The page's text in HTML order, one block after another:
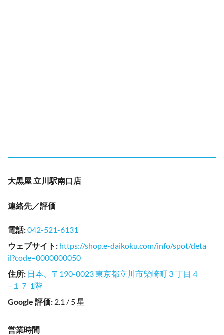
大黒屋 立川駅南口店
連絡先／評価
電話:042-521-6131
ウェブサイト : https://shop.e-daikoku.com/info/spot/deta
il?code=0000000050
住所: 日本、〒190-0023 東京都立川市柴崎町３丁目４
−１７ 1階
Google 評価: 2.1 / 5 星
営業時間